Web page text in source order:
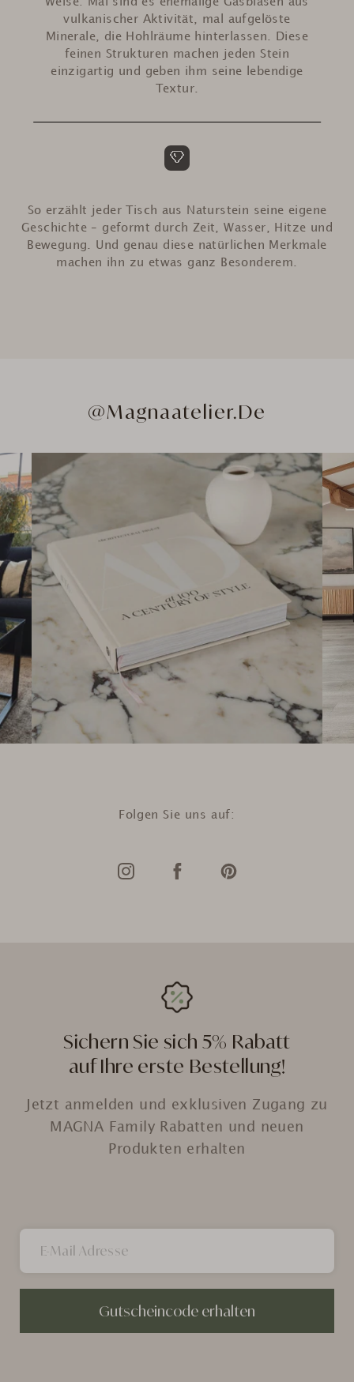
Weise: Mal sind es ehemalige Gasblasen aus
vulkanischer Aktivität, mal aufgelöste
Minerale, die Hohlräume hinterlassen. Diese
feinen Strukturen machen jeden Stein
einzigartig und geben ihm seine lebendige
Textur.
So erzählt jeder Tisch aus Naturstein seine eigene
Geschichte – geformt durch Zeit, Wasser, Hitze und
Bewegung. Und genau diese natürlichen Merkmale
machen ihn zu etwas ganz Besonderem.
@Magnaatelier.de
Folgen Sie uns auf:
Sichern Sie sich 5% Rabatt
auf Ihre erste Bestellung!
Jetzt anmelden und exklusiven Zugang zu
MAGNA Family Rabatten und neuen
Produkten erhalten
Gutscheincode erhalten